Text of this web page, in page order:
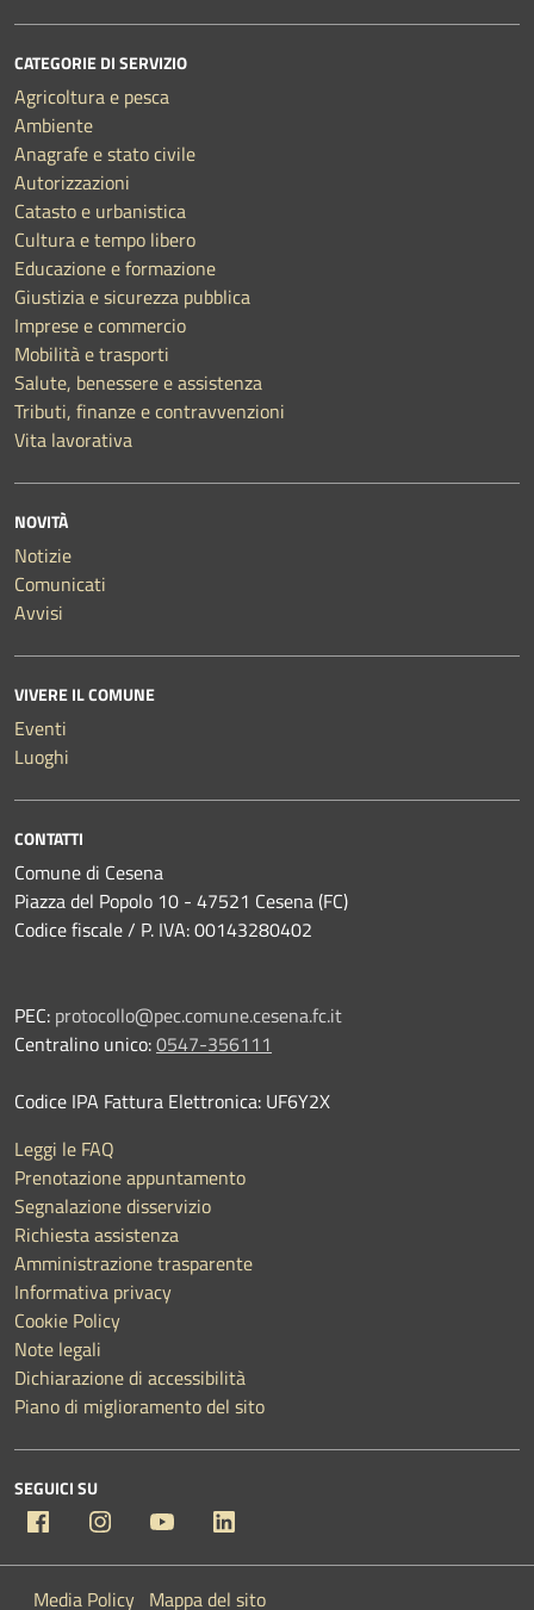
CATEGORIE DI SERVIZIO
Agricoltura e pesca
Ambiente
Anagrafe e stato civile
Autorizzazioni
Catasto e urbanistica
Cultura e tempo libero
Educazione e formazione
Giustizia e sicurezza pubblica
Imprese e commercio
Mobilità e trasporti
Salute, benessere e assistenza
Tributi, finanze e contravvenzioni
Vita lavorativa
NOVITÀ
Notizie
Comunicati
Avvisi
VIVERE IL COMUNE
Eventi
Luoghi
CONTATTI
Comune di Cesena
Piazza del Popolo 10 - 47521 Cesena (FC)
Codice fiscale / P. IVA: 00143280402
PEC: protocollo@pec.comune.cesena.fc.it
Centralino unico:0547-356111
Codice IPA Fattura Elettronica: UF6Y2X
Leggi le FAQ
Prenotazione appuntamento
Segnalazione disservizio
Richiesta assistenza
Amministrazione trasparente
Informativa privacy
Cookie Policy
Note legali
Dichiarazione di accessibilità
Piano di miglioramento del sito
SEGUICI SU
Facebook Instagram YouTube
Media Policy Mappa del sito